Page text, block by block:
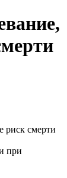
при